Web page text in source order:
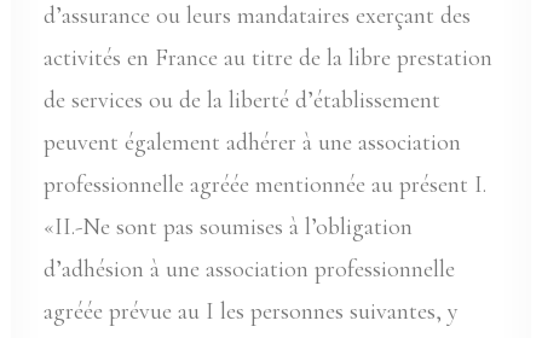
d’assurance ou leurs mandataires exerçant des
activités en France au titre de la libre prestation
de services ou de la liberté d’établissement
peuvent également adhérer à une association
professionnelle agréée mentionnée au présent I.
«II.-Ne sont pas soumises à l’obligation
d’adhésion à une association professionnelle
agréée prévue au I les personnes suivantes, y